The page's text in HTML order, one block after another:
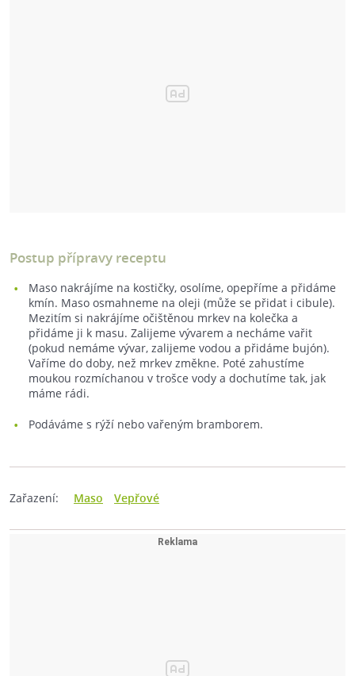
Postup přípravy receptu
Maso nakrájíme na kostičky, osolíme, opepříme a přidáme
kmín. Maso osmahneme na oleji (může se přidat i cibule).
Mezitím si nakrájíme očištěnou mrkev na kolečka a
přidáme ji k masu. Zalijeme vývarem a necháme vařit
(pokud nemáme vývar, zalijeme vodou a přidáme bujón).
Vaříme do doby, než mrkev změkne. Poté zahustíme
moukou rozmíchanou v trošce vody a dochutíme tak, jak
máme rádi.
Podáváme s rýží nebo vařeným bramborem.
Zařazení: Maso Vepřové